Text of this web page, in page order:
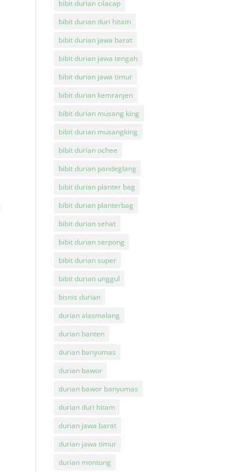
bibit durian cilacap
bibit durian duri hitam
bibit durian jawa barat
bibit durian jawa tengah
bibit durian jawa timur
bibit durian kemranjen
bibit durian musang king
bibit durian musangking
bibit durian ochee
bibit durian pandeglang
bibit durian planter bag
bibit durian planterbag
bibit durian sehat
bibit durian serpong
bibit durian super
bibit durian unggul
bisnis durian
durian alasmalang
durian banten
durian banyumas
durian bawor
durian bawor banyumas
durian duri hitam
durian jawa barat
durian jawa timur
durian montong